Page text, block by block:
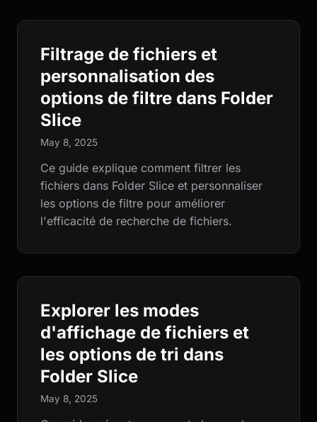
Filtrage de fichiers et
personnalisation des
options de filtre dans Folder
Slice
May 8, 2025
Ce guide explique comment filtrer les
fichiers dans Folder Slice et personnaliser
les options de filtre pour améliorer
l'efficacité de recherche de fichiers.
Explorer les modes
d'affichage de fichiers et
les options de tri dans
Folder Slice
May 8, 2025